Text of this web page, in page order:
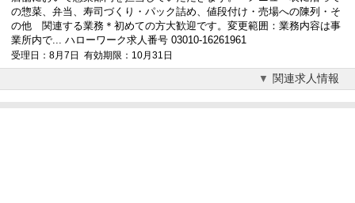
の惣菜、弁当、寿司づくり・パック詰め、値段付け・売場への陳列・そ
の他 関連する業務＊初めての方大歓迎です。変更範囲：業務内容は事
業所内で... ハローワーク求人番号 03010-16261961
受理日：8月7日 有効期限：10月31日
関連求人情報